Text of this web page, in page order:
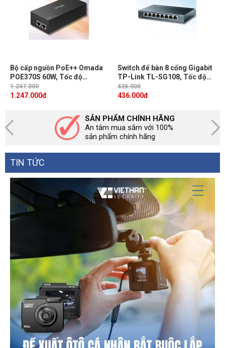
Bộ cấp nguồn PoE++ Omada
POE370S 60W, Tốc độ
10Gbps, Chuẩn 802.3bt, Cắm
và chạy
1.247.000
1.247.000đ
Switch để bàn 8 cổng Gigabit
TP-Link TL-SG108, Tốc độ
10/100/1000Mbps, Nguồn
5VDC / 0.6A, Cắm và chạy
436.000
436.000đ
SẢN PHẨM CHÍNH HÃNG
An tâm mua sắm với 100%
sản phẩm chính hãng
TIN TỨC